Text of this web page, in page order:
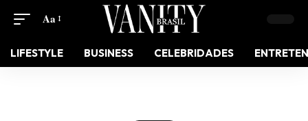
Aa
LIFESTYLE BUSINESS CELEBRIDADES